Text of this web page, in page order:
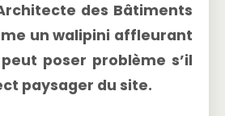
des Bâtiments
un walipini affleurant
poser problème s’il
paysager du site.